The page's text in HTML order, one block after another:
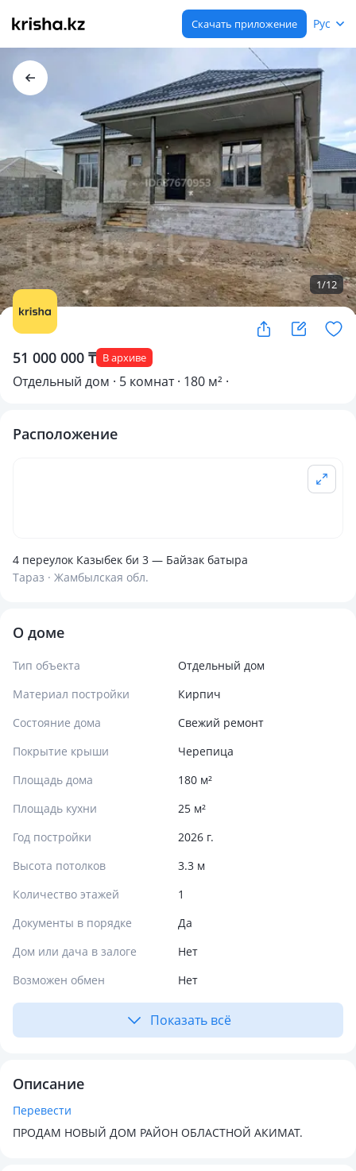
Скачать приложение Рус
1/12
51 000 000 ₸ В архиве
Отдельный дом · 5 комнат · 180 м² ·
Расположение
4 переулок Казыбек би 3 — Байзак батыра
Тараз · Жамбылская обл.
О доме
Тип объекта
Отдельный дом
Материал постройки
Кирпич
Состояние дома
Свежий ремонт
Покрытие крыши
Черепица
Площадь дома
180 м²
Площадь кухни
25 м²
Год постройки
2026 г.
Высота потолков
3.3 м
Количество этажей
1
Документы в порядке
Да
Дом или дача в залоге
Нет
Возможен обмен
Нет
Показать всё
Описание
Перевести
ПРОДАМ НОВЫЙ ДОМ РАЙОН ОБЛАСТНОЙ АКИМАТ.